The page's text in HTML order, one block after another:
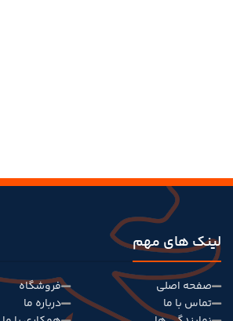
لینک های مهم
صفحه اصلی
تماس با ما
فروشگاه
درباره ما